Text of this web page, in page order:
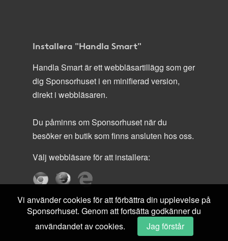
Installera "Handla Smart"
Handla Smart är ett webbläsartillägg som ger
dig Sponsorhuset i en minifierad version,
direkt i webbläsaren.
Du påminns om Sponsorhuset när du
besöker en butik som finns ansluten hos oss.
Välj webbläsare för att installera:
Vi använder cookies för att förbättra din upplevelse på
Sponsorhuset. Genom att fortsätta godkänner du
användandet av cookies.
Jag förstår